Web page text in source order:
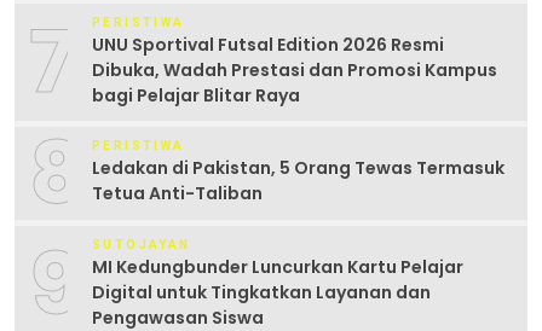
7 PERISTIWA
UNU Sportival Futsal Edition 2026 Resmi
Dibuka, Wadah Prestasi dan Promosi Kampus
bagi Pelajar Blitar Raya
8 PERISTIWA
Ledakan di Pakistan, 5 Orang Tewas Termasuk
Tetua Anti-Taliban
9 SUTOJAYAN
MI Kedungbunder Luncurkan Kartu Pelajar
Digital untuk Tingkatkan Layanan dan
Pengawasan Siswa